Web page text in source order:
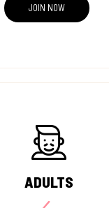
JOIN NOW
ADULTS